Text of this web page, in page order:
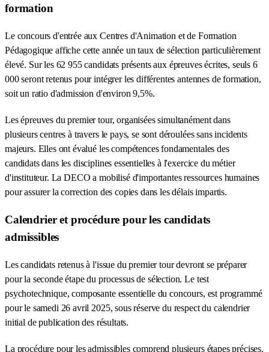
formation
Le concours d'entrée aux Centres d'Animation et de Formation
Pédagogique affiche cette année un taux de sélection particulièrement
élevé. Sur les 62 955 candidats présents aux épreuves écrites, seuls 6
000 seront retenus pour intégrer les différentes antennes de formation,
soit un ratio d'admission d'environ 9,5%.
Les épreuves du premier tour, organisées simultanément dans
plusieurs centres à travers le pays, se sont déroulées sans incidents
majeurs. Elles ont évalué les compétences fondamentales des
candidats dans les disciplines essentielles à l'exercice du métier
d'instituteur. La DECO a mobilisé d'importantes ressources humaines
pour assurer la correction des copies dans les délais impartis.
Calendrier et procédure pour les candidats
admissibles
Les candidats retenus à l'issue du premier tour devront se préparer
pour la seconde étape du processus de sélection. Le test
psychotechnique, composante essentielle du concours, est programmé
pour le samedi 26 avril 2025, sous réserve du respect du calendrier
initial de publication des résultats.
La procédure pour les admissibles comprend plusieurs étapes précises.